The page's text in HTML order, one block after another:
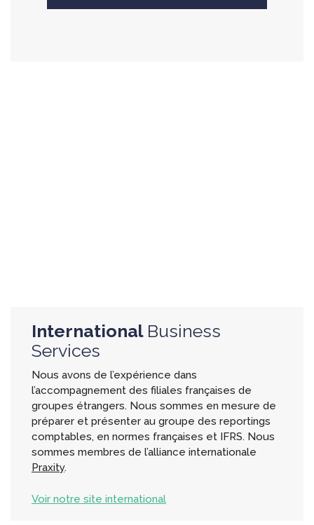
International Business
Services
Nous avons de l’expérience dans
l’accompagnement des filiales françaises de
groupes étrangers. Nous sommes en mesure de
préparer et présenter au groupe des reportings
comptables, en normes françaises et IFRS. Nous
sommes membres de l’alliance internationale
Praxity.
Voir notre site international